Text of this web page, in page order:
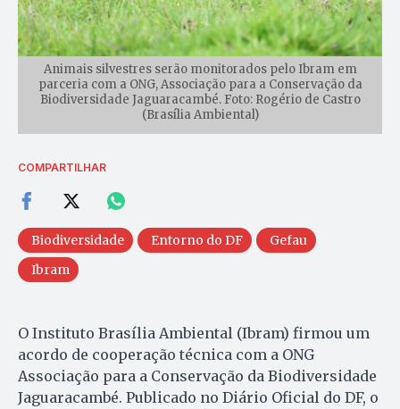
Animais silvestres serão monitorados pelo Ibram em
parceria com a ONG, Associação para a Conservação da
Biodiversidade Jaguaracambé. Foto: Rogério de Castro
(Brasília Ambiental)
COMPARTILHAR
Biodiversidade Entorno do DF
Gefau
Ibram
O Instituto Brasília Ambiental (Ibram) firmou um
acordo de cooperação técnica com a ONG
Associação para a Conservação da Biodiversidade
Jaguaracambé. Publicado no Diário Oficial do DF, o